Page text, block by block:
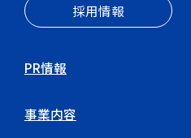
採用情報
PR情報
事業内容